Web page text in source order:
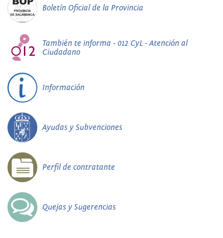
Boletín Oficial de la Provincia
También te informa - 012 CyL - Atención al
Ciudadano
Información
Ayudas y Subvenciones
Perfil de contratante
Quejas y Sugerencias